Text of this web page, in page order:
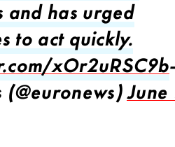
and has urged
to act quickly.
xOr2uRSC9b
(@euronews)June